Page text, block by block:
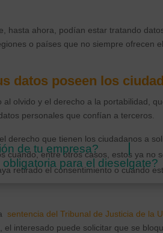
hasta ahora, podían estar tratando
o países que no siempre ofrecen
datos poseen los
olvido y el derecho a la portabilidad,
personales que confían a terceros.
derecho que tienen los ciudadanos a
cuando, entre otros casos, estos ya no
retirado el consentimiento o cuando
sentencia del Tribunal de Justicia de la
interesado puede solicitar que se
de tu empresa?
para el dieselgate?